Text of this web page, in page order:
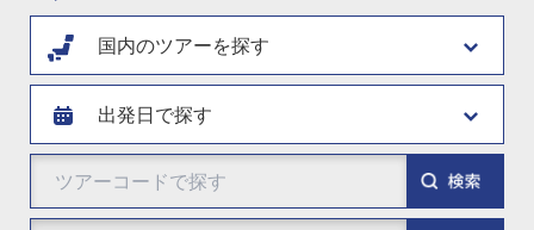
国内のツアーを探す